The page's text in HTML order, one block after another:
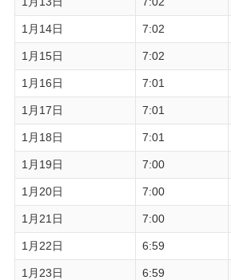
1月14日 7:02
1月15日 7:02
1月16日 7:01
1月17日 7:01
1月18日 7:01
1月19日 7:00
1月20日 7:00
1月21日 7:00
1月22日 6:59
1月23日 6:59